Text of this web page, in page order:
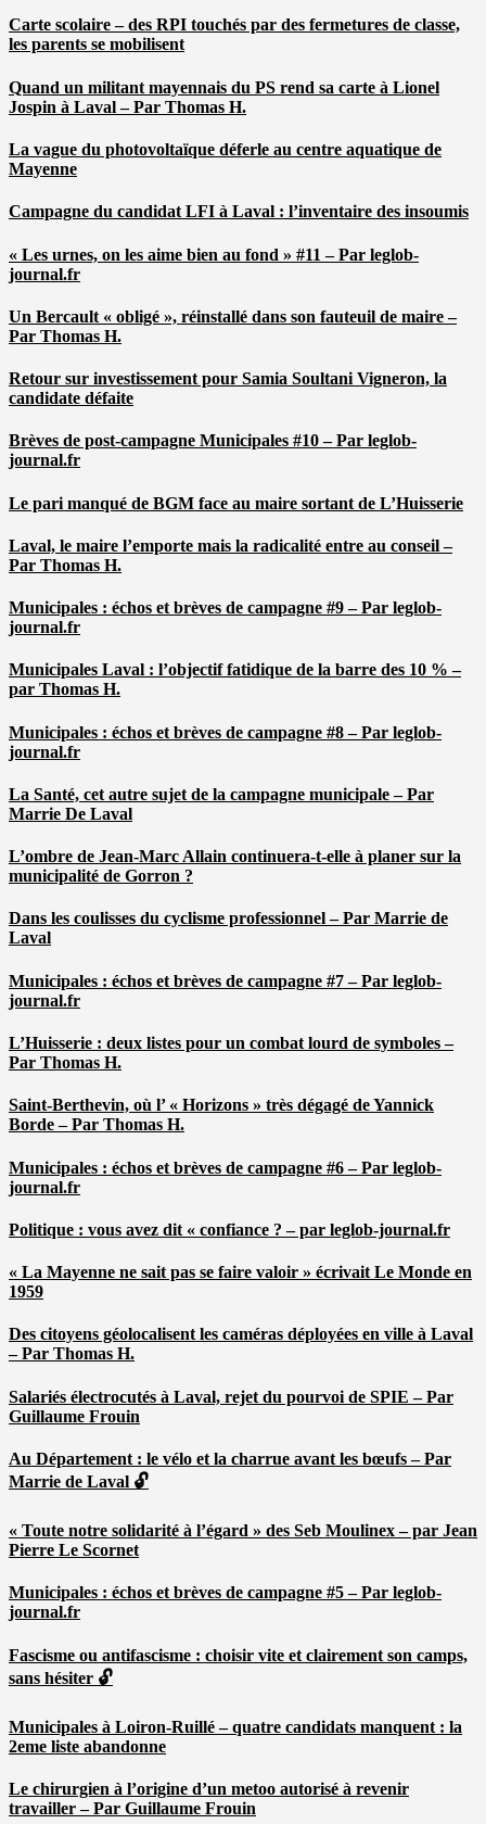
Carte scolaire – des RPI touchés par des fermetures de classe,
les parents se mobilisent
Quand un militant mayennais du PS rend sa carte à Lionel
Jospin à Laval – Par Thomas H.
La vague du photovoltaïque déferle au centre aquatique de
Mayenne
Campagne du candidat LFI à Laval : l’inventaire des insoumis
« Les urnes, on les aime bien au fond » #11 – Par leglob-
journal.fr
Un Bercault « obligé », réinstallé dans son fauteuil de maire –
Par Thomas H.
Retour sur investissement pour Samia Soultani Vigneron, la
candidate défaite
Brèves de post-campagne Municipales #10 – Par leglob-
journal.fr
Le pari manqué de BGM face au maire sortant de L’Huisserie
Laval, le maire l’emporte mais la radicalité entre au conseil –
Par Thomas H.
Municipales : échos et brèves de campagne #9 – Par leglob-
journal.fr
Municipales Laval : l’objectif fatidique de la barre des 10 % –
par Thomas H.
Municipales : échos et brèves de campagne #8 – Par leglob-
journal.fr
La Santé, cet autre sujet de la campagne municipale – Par
Marrie De Laval
L’ombre de Jean-Marc Allain continuera-t-elle à planer sur la
municipalité de Gorron ?
Dans les coulisses du cyclisme professionnel – Par Marrie de
Laval
Municipales : échos et brèves de campagne #7 – Par leglob-
journal.fr
L’Huisserie : deux listes pour un combat lourd de symboles –
Par Thomas H.
Saint-Berthevin, où l’ « Horizons » très dégagé de Yannick
Borde – Par Thomas H.
Municipales : échos et brèves de campagne #6 – Par leglob-
journal.fr
Politique : vous avez dit « confiance ? – par leglob-journal.fr
« La Mayenne ne sait pas se faire valoir » écrivait Le Monde en
1959
Des citoyens géolocalisent les caméras déployées en ville à Laval
– Par Thomas H.
Salariés électrocutés à Laval, rejet du pourvoi de SPIE – Par
Guillaume Frouin
Au Département : le vélo et la charrue avant les bœufs – Par
Marrie de Laval 🔓
« Toute notre solidarité à l’égard » des Seb Moulinex – par Jean
Pierre Le Scornet
Municipales : échos et brèves de campagne #5 – Par leglob-
journal.fr
Fascisme ou antifascisme : choisir vite et clairement son camps,
sans hésiter 🔓
Municipales à Loiron-Ruillé – quatre candidats manquent : la
2eme liste abandonne
Le chirurgien à l’origine d’un metoo autorisé à revenir
travailler – Par Guillaume Frouin